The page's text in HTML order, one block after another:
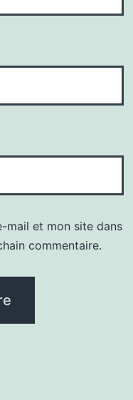
mail et mon site dans
commentaire.